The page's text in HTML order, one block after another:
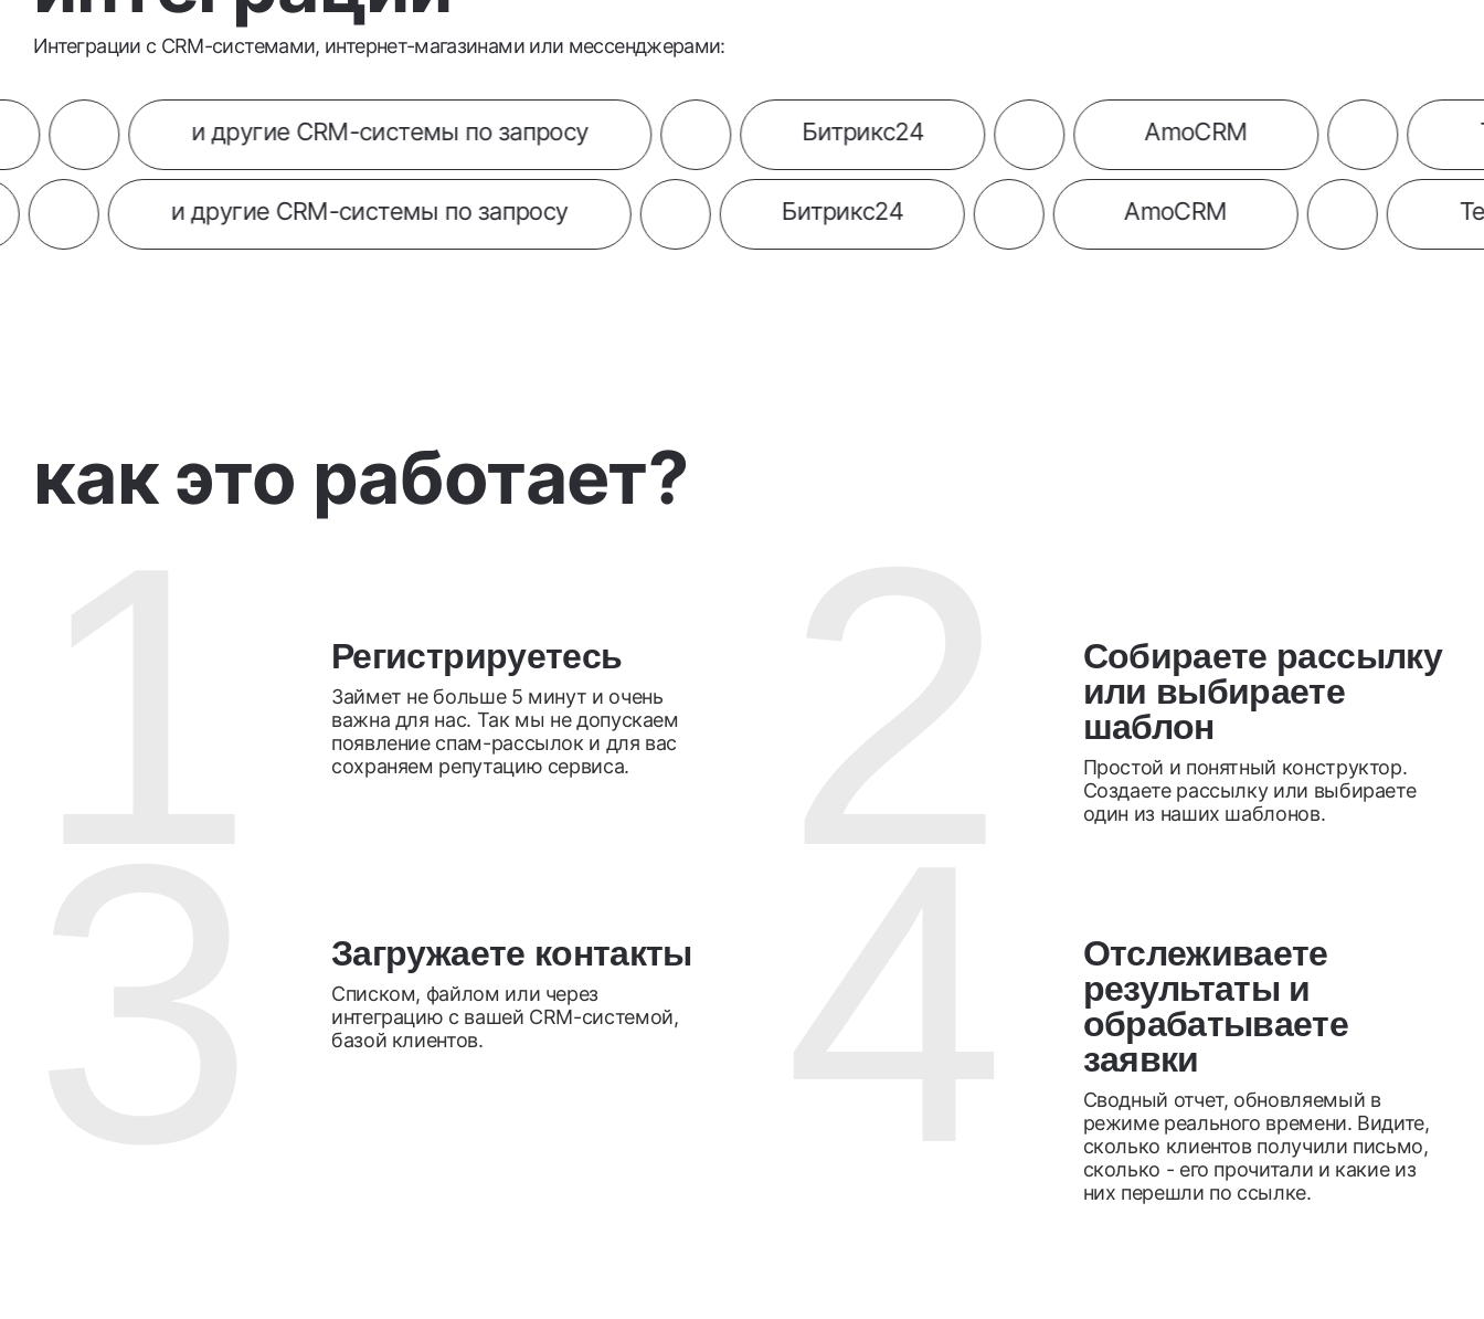
Интеграции c CRM-системами, интернет-магазинами или мессенджерами:
и другие CRM-системы по запросу Битрикс24 AmoCRM
и другие CRM-системы по запросу Битрикс24 AmoCRM
как это работает?
Регистрируетесь
Займет не больше 5 минут и очень
важна для нас. Так мы не допускаем
появление спам-рассылок и для вас
сохраняем репутацию сервиса.
Собираете рассылку
или выбираете
шаблон
Простой и понятный конструктор.
Создаете рассылку или выбираете
один из наших шаблонов.
Загружаете контакты
Списком, файлом или через
интеграцию с вашей CRM-системой,
базой клиентов.
Отслеживаете
результаты и
обрабатываете
заявки
Сводный отчет, обновляемый в
режиме реального времени. Видите,
сколько клиентов получили письмо,
сколько - его прочитали и какие из
них перешли по ссылке.